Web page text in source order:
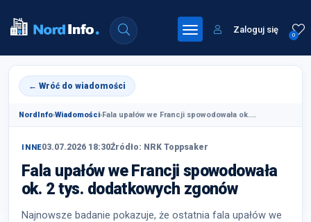
0
Zaloguj się
← Wróć do wiadomości
NordInfo›Wiadomości›Fala upałów we Francji spowodowała ok....
INNE03.07.2026 18:30Źródło: NRK Toppsaker
Fala upałów we Francji spowodowała
ok. 2 tys. dodatkowych zgonów
Najnowsze badanie pokazuje, że ostatnia fala upałów we